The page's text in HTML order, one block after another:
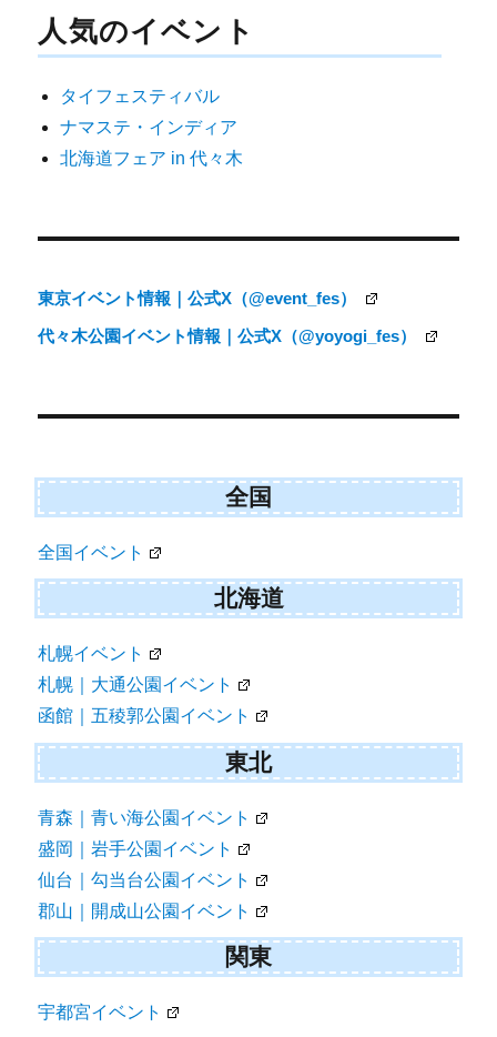
ビ
ー
シ
人気のイベント
タイフェスティバル
ナマステ・インディア
北海道フェア in 代々木
東京イベント情報｜公式X（@event_fes）
代々木公園イベント情報｜公式X（@yoyogi_fes）
全国
全国イベント
北海道
札幌イベント
札幌｜大通公園イベント
函館｜五稜郭公園イベント
東北
青森｜青い海公園イベント
盛岡｜岩手公園イベント
仙台｜勾当台公園イベント
郡山｜開成山公園イベント
関東
宇都宮イベント